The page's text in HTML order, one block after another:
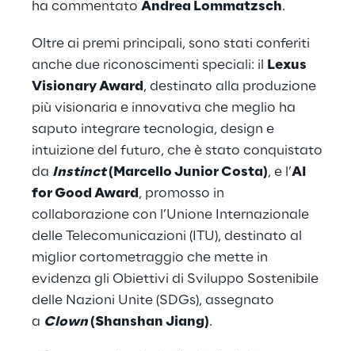
ha commentato Andrea Lommatzsch.
Oltre ai premi principali, sono stati conferiti
anche due riconoscimenti speciali: il
Lexus
Visionary Award , destinato alla produzione
più visionaria e innovativa che meglio ha
saputo integrare tecnologia, design e
intuizione del futuro, che è stato conquistato
da Instinct(Marcello Junior Costa), e l’AI
for Good Award , promosso in
collaborazione con l’Unione Internazionale
delle Telecomunicazioni (ITU), destinato al
miglior cortometraggio che mette in
evidenza gli Obiettivi di Sviluppo Sostenibile
delle Nazioni Unite (SDGs), assegnato
a Clown(Shanshan Jiang).